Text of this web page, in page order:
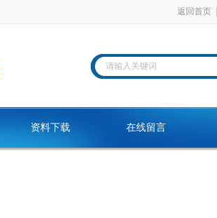
返回首页
资料下载 在线留言